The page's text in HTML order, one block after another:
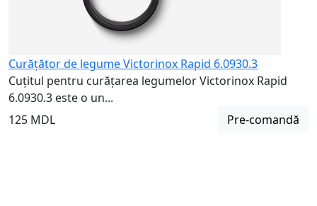
Curățător de legume Victorinox Rapid 6.0930.3
Cuțitul pentru curățarea legumelor Victorinox Rapid
6.0930.3 este o un...
125 MDL
Pre-comandă